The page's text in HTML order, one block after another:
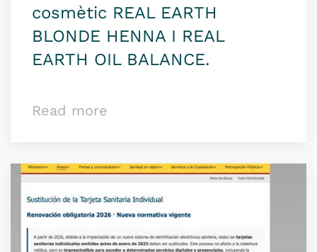
cosmètic REAL EARTH
BLONDE HENNA I REAL
EARTH OIL BALANCE.
Read more